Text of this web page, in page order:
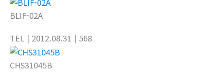
BLIF-02A
TEL | 2012.08.31 | 568
CHS31045B